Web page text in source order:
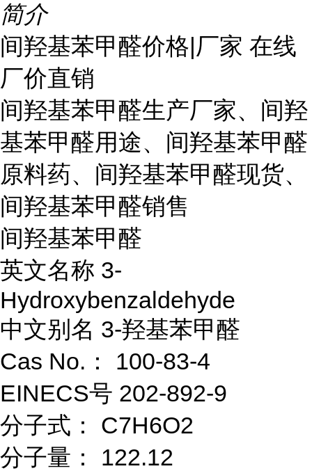
简介
间羟基苯甲醛价格|厂家 在线
厂价直销
间羟基苯甲醛生产厂家、间羟
基苯甲醛用途、间羟基苯甲醛
原料药、间羟基苯甲醛现货、
间羟基苯甲醛销售
间羟基苯甲醛
英文名称 3-
Hydroxybenzaldehyde
中文别名 3-羟基苯甲醛
Cas No.： 100-83-4
EINECS号 202-892-9
分子式： C7H6O2
分子量： 122.12